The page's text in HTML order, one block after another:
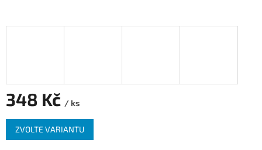
348 Kč / ks
Měrná
cena:
ZVOLTE VARIANTU